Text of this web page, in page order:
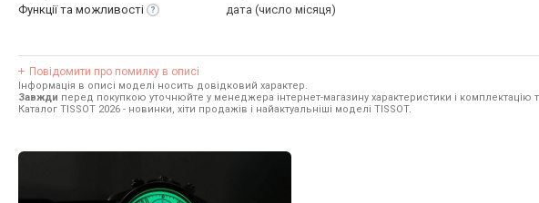
Функції та можливості дата (число місяця)
Повідомити про помилку в описі
Інформація в описі моделі носить довідковий характер.
Завжди перед покупкою уточнюйте у менеджера інтернет-магазину характеристики і комплектацію
Каталог TISSOT 2026 - новинки, хіти продажів і найактуальніші моделі TISSOT.